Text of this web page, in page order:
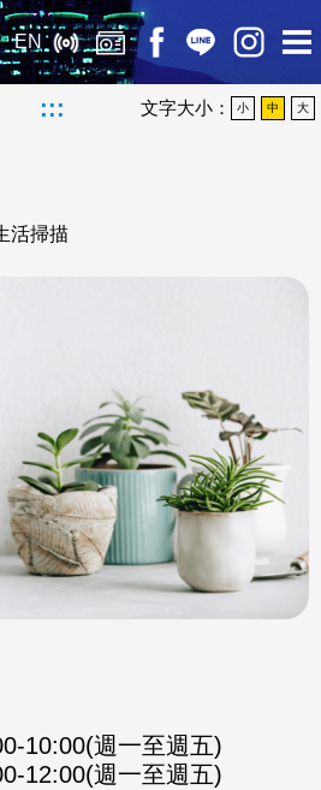
EN
::: 文字大小： 小 中 大
活掃描
10:00(週一至週五)
12:00(週一至週五)